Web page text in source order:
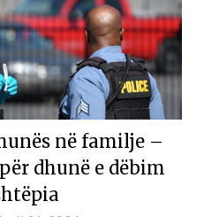
në familje –
dhunë e dëbim